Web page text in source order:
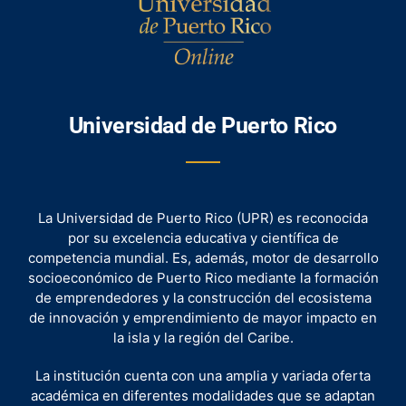
Universidad de Puerto Rico
La Universidad de Puerto Rico (UPR) es reconocida
por su excelencia educativa y científica de
competencia mundial. Es, además, motor de desarrollo
socioeconómico de Puerto Rico mediante la formación
de emprendedores y la construcción del ecosistema
de innovación y emprendimiento de mayor impacto en
la isla y la región del Caribe.
La institución cuenta con una amplia y variada oferta
académica en diferentes modalidades que se adaptan